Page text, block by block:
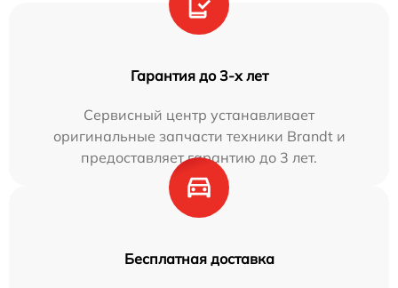
Гарантия до 3-х лет
Сервисный центр устанавливает
оригинальные запчасти техники Brandt и
предоставляет гарантию до 3 лет.
Бесплатная доставка